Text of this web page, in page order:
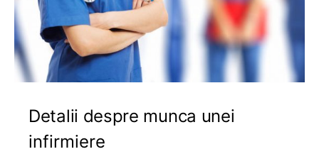
Detalii despre munca unei
infirmiere